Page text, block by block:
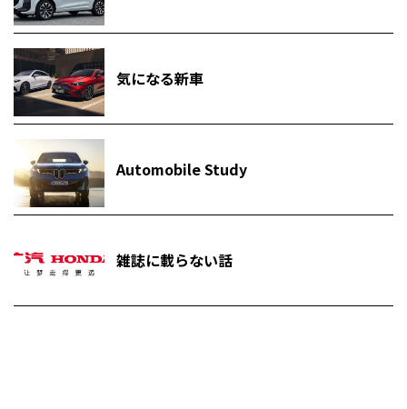
気になる新車
Automobile Study
雑誌に載らない話